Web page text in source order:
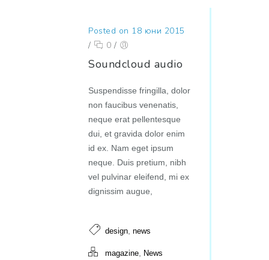
Posted on 18 юни 2015
/
0 /
Soundcloud audio
Suspendisse fringilla, dolor
non faucibus venenatis,
neque erat pellentesque
dui, et gravida dolor enim
id ex. Nam eget ipsum
neque. Duis pretium, nibh
vel pulvinar eleifend, mi ex
dignissim augue,
design news
magazine News